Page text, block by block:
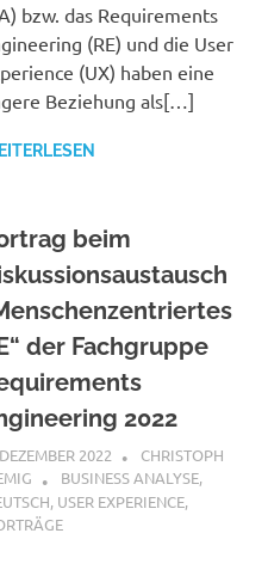
bzw. das Requirements
(RE) und die User
(UX) haben eine
Beziehung als[…]
beim
der Fachgruppe
2022
2022
CHRISTOPH
BUSINESS ANALYSE,
, USER EXPERIENCE,